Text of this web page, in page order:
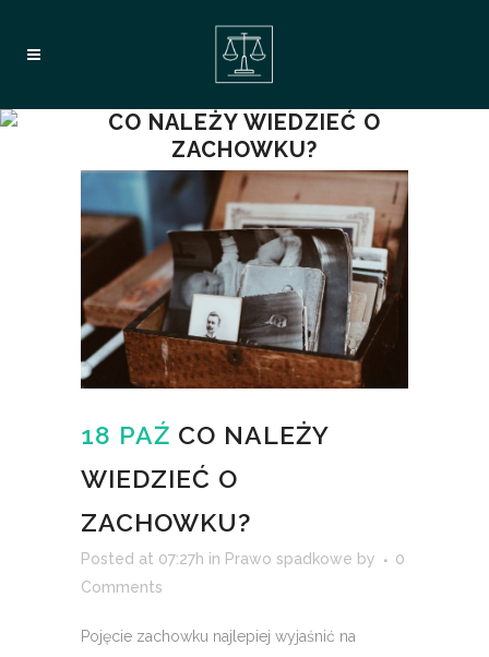
CO NALEŻY WIEDZIEĆ O
ZACHOWKU?
18 PAŹ CO NALEŻY
WIEDZIEĆ O
ZACHOWKU?
Posted at 07:27h in Prawo spadkowe by
0
Comments
Pojęcie zachowku najlepiej wyjaśnić na